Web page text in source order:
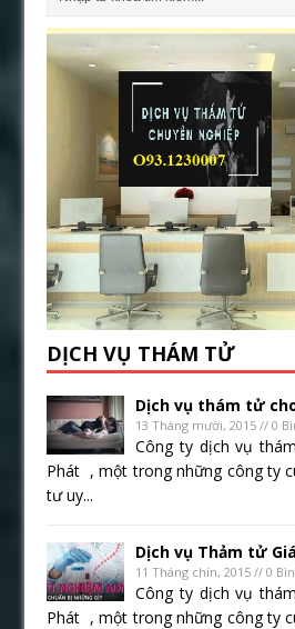
DỊCH VỤ THÁM TỬ
Dịch vụ thám tử
13 Tháng mười, 2015 // 0
Công ty dịch vụ
Phát , một trong những công ty
tư uy...
Dịch vụ Thảm tử
11 Tháng chín, 2015 // 0
Công ty dịch vụ
Phát , một trong những công ty